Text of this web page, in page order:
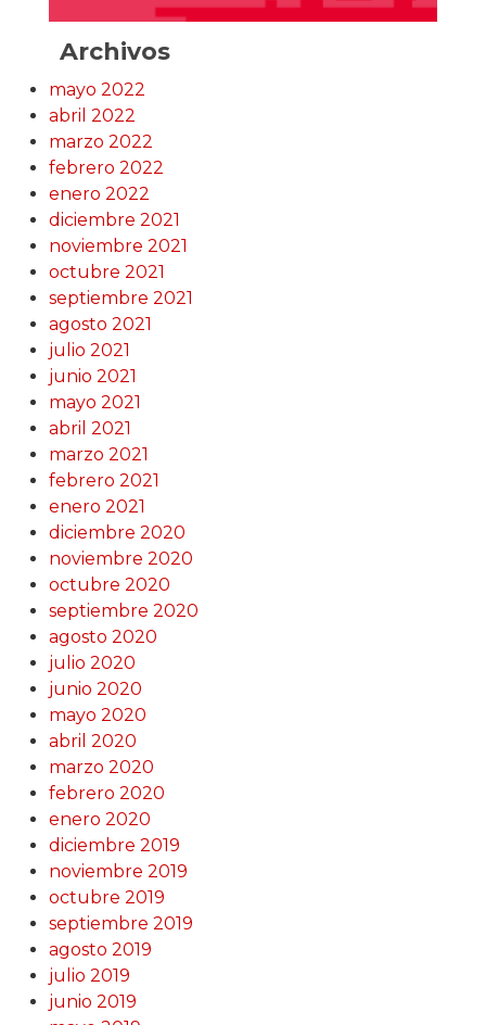
Archivos
mayo 2022
abril 2022
marzo 2022
febrero 2022
enero 2022
diciembre 2021
noviembre 2021
octubre 2021
septiembre 2021
agosto 2021
julio 2021
junio 2021
mayo 2021
abril 2021
marzo 2021
febrero 2021
enero 2021
diciembre 2020
noviembre 2020
octubre 2020
septiembre 2020
agosto 2020
julio 2020
junio 2020
mayo 2020
abril 2020
marzo 2020
febrero 2020
enero 2020
diciembre 2019
noviembre 2019
octubre 2019
septiembre 2019
agosto 2019
julio 2019
junio 2019